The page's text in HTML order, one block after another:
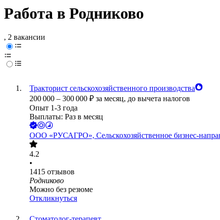
Работа в Родниково
, 2 вакансии
Тракторист сельскохозяйственного производства
200 000 – 300 000 ₽ за месяц, до вычета налогов
Опыт 1-3 года
Выплаты: Раз в месяц
ООО «РУСАГРО», Сельскохозяйственное бизнес-
4.2
•
1415 отзывов
Родниково
Можно без резюме
Откликнуться